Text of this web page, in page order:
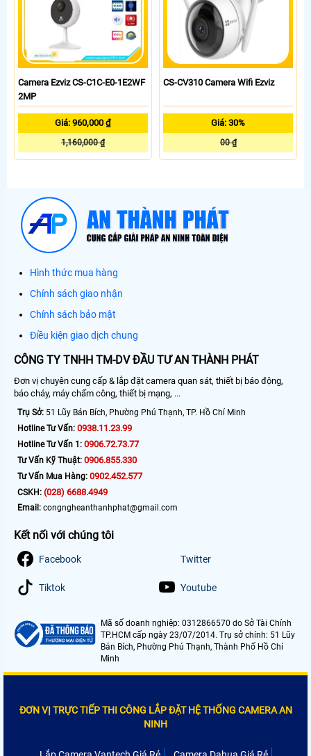
Camera Ezviz CS-C1C-E0-1E2WF
2MP
Giá: 960,000 ₫
1,160,000 ₫
CS-CV310 Camera Wifi Ezviz
Giá: 30%
00 ₫
Hình thức mua hàng
Chính sách giao nhận
Chính sách bảo mật
Điều kiện giao dịch chung
CÔNG TY TNHH TM-DV ĐẦU TƯ AN THÀNH PHÁT
Đơn vị chuyên cung cấp & lắp đặt camera quan sát, thiết bị báo động,
báo cháy, máy chấm công, thiết bị mạng, ...
Trụ Sở: 51 Lũy Bán Bích, Phường Phú Thạnh, TP. Hồ Chí Minh
Hotline Tư Vấn: 0938.11.23.99
Hotline Tư Vấn 1: 0906.72.73.77
Tư Vấn Kỹ Thuật: 0906.855.330
Tư Vấn Mua Hàng: 0902.452.577
CSKH: (028) 6688.4949
Email: congngheanthanhphat@gmail.com
Kết nối với chúng tôi
Facebook Twitter
Tiktok Youtube
Mã số doanh nghiệp: 0312866570 do Sở Tài Chính
TP.HCM cấp ngày 23/07/2014. Trụ sở chính: 51 Lũy
Bán Bích, Phường Phú Thạnh, Thành Phố Hồ Chí
Minh
ĐƠN VỊ TRỰC TIẾP THI CÔNG LẮP ĐẶT HỆ THỐNG CAMERA AN
NINH